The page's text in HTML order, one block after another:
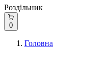
Роздільник
0
Головна